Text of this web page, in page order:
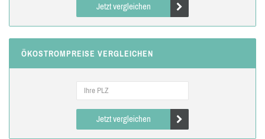
Jetzt vergleichen
ÖKOSTROMPREISE VERGLEICHEN
Jetzt vergleichen